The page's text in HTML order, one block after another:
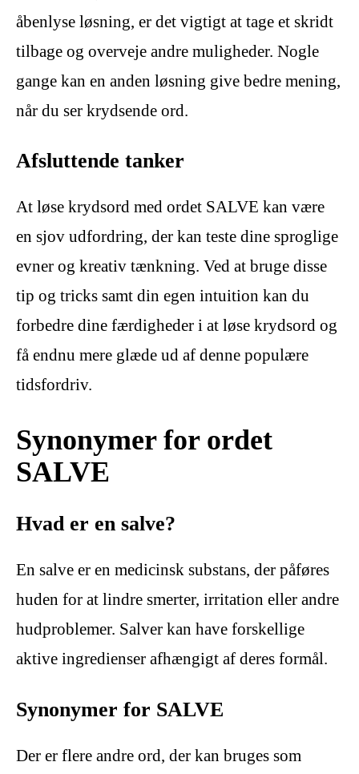
åbenlyse løsning, er det vigtigt at tage et skridt
tilbage og overveje andre muligheder. Nogle
gange kan en anden løsning give bedre mening,
når du ser krydsende ord.
Afsluttende tanker
At løse krydsord med ordet SALVE kan være
en sjov udfordring, der kan teste dine sproglige
evner og kreativ tænkning. Ved at bruge disse
tip og tricks samt din egen intuition kan du
forbedre dine færdigheder i at løse krydsord og
få endnu mere glæde ud af denne populære
tidsfordriv.
Synonymer for ordet
SALVE
Hvad er en salve?
En salve er en medicinsk substans, der påføres
huden for at lindre smerter, irritation eller andre
hudproblemer. Salver kan have forskellige
aktive ingredienser afhængigt af deres formål.
Synonymer for SALVE
Der er flere andre ord, der kan bruges som